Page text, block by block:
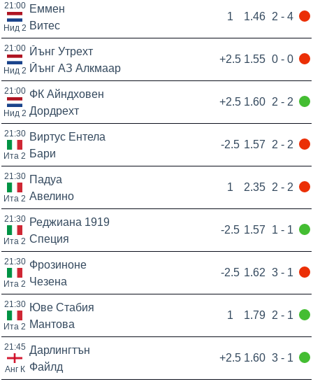
21:00
Нид 2
Еммен
Витес
1 1.46 2 - 4
21:00
Нид 2
Йънг Утрехт
Йънг АЗ Алкмаар
+2.5 1.55 0 - 0
21:00
Нид 2
ФК Айндховен
Дордрехт
+2.5 1.60 2 - 2
21:30
Ита 2
Виртус Ентела
Бари
-2.5 1.57 2 - 2
21:30
Ита 2
Падуа
Авелино
1 2.35 2 - 2
21:30
Ита 2
Реджиана 1919
Специя
-2.5 1.57 1 - 1
21:30
Ита 2
Фрозиноне
Чезена
-2.5 1.62 3 - 1
21:30
Ита 2
Юве Стабия
Мантова
1 1.79 2 - 1
21:45
Анг К
Дарлингтън
Файлд
+2.5 1.60 3 - 1